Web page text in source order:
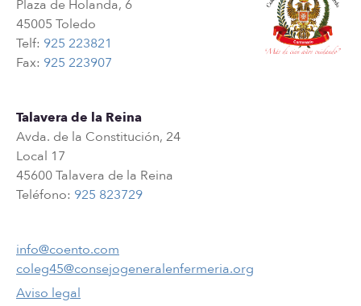
Plaza de Holanda, 6
45005 Toledo
Telf: 925 223821
Fax: 925 223907
Talavera de la Reina
Avda. de la Constitución, 24
Local 17
45600 Talavera de la Reina
Teléfono: 925 823729
info@coento.com
coleg45@consejogeneralenfermeria.org
Aviso legal